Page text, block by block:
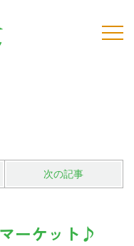
次の記事
ーケット♪